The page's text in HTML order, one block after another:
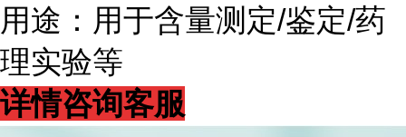
用途：用于含量测定/鉴定/药
理实验等
详情咨询客服